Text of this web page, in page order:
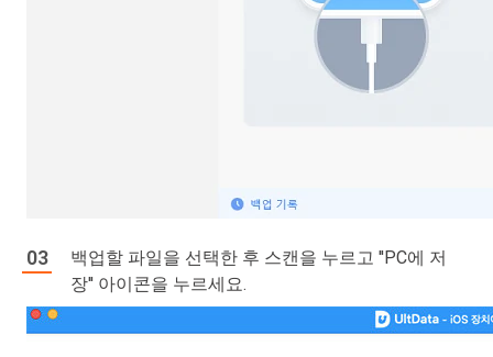
백업할 파일을 선택한 후 스캔을 누르고 ''PC에 저
장'' 아이콘을 누르세요.